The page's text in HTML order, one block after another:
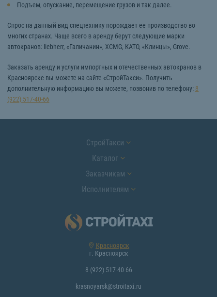
Подъем, опускание, перемещение грузов и так далее.
Спрос на данный вид спецтехнику порождает ее производство во
многих странах. Чаще всего в аренду берут следующие марки
автокранов: liebherr, «Галичанин», XCMG, КАТО, «Клинцы», Grove.
Заказать аренду и услуги импортных и отечественных автокранов в
Красноярске вы можете на сайте «СтройТакси». Получить
дополнительную информацию вы можете, позвонив по телефону: 8
(922) 517-40-66
СтройТакси
Каталог
Заказчикам
Исполнителям
Красноярск
г. Красноярск
8 (922) 517-40-66
krasnoyarsk@stroitaxi.ru